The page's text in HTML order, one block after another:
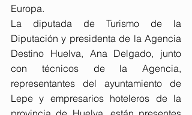
Europa.
La diputada de Turismo de la
Diputación y presidenta de la Agencia
Destino Huelva, Ana Delgado, junto
con técnicos de la Agencia,
representantes del ayuntamiento de
Lepe y empresarios hoteleros de la